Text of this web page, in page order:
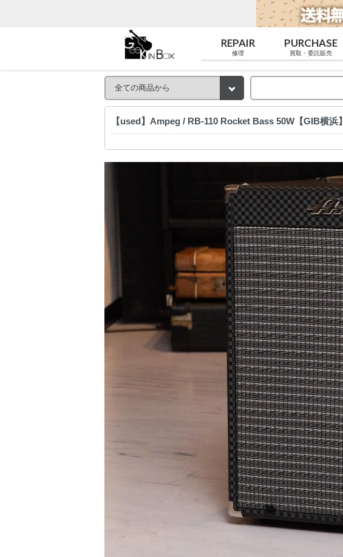
REPAIR
修理
PURCHASE
買取・委託販売
【used】Ampeg / RB-110 Rocket Bass 50W【GIB横浜】